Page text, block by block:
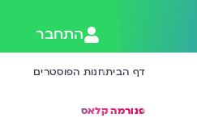
התחבר
דף הביתחנות הפוסטרים
פנורמה קלאס